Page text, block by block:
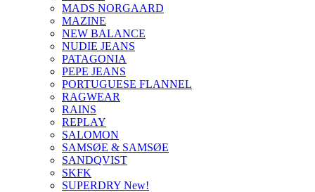
MADS NORGAARD
MAZINE
NEW BALANCE
NUDIE JEANS
PATAGONIA
PEPE JEANS
PORTUGUESE FLANNEL
RAGWEAR
RAINS
REPLAY
SALOMON
SAMSØE & SAMSØE
SANDQVIST
SKFK
SUPERDRY New!